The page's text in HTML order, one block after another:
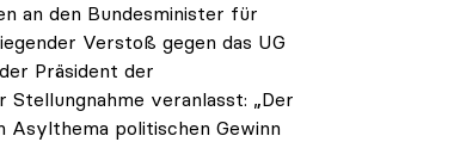
an den Bundesminister für
Verstoß gegen das UG
Präsident der
veranlasst: „Der
politischen Gewinn